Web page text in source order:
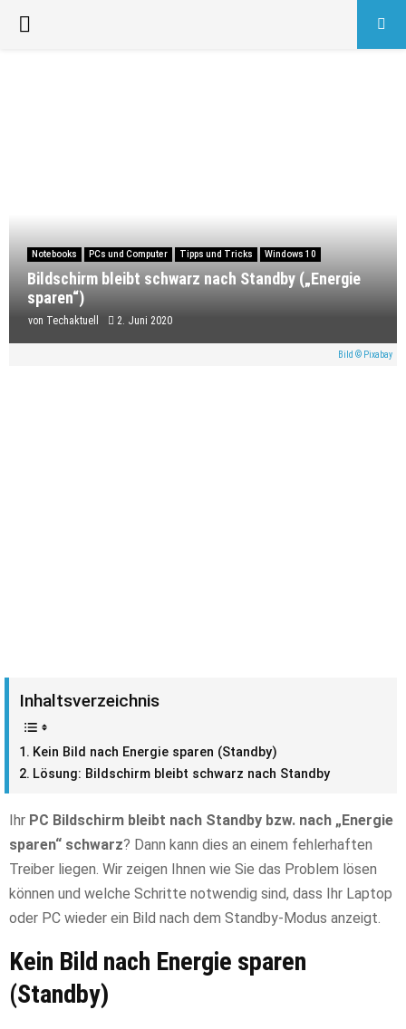
PRIMARY
Notebooks PCs und Computer Tipps und Tricks Windows 10
Bildschirm bleibt schwarz nach Standby („Energie
sparen“)
von Techaktuell 2. Juni 2020
Bild © Pixabay
Inhaltsverzeichnis
Kein Bild nach Energie sparen (Standby)
Lösung: Bildschirm bleibt schwarz nach Standby
Ihr PC Bildschirm bleibt nach Standby bzw. nach „Energie
sparen“ schwarz? Dann kann dies an einem fehlerhaften
Treiber liegen. Wir zeigen Ihnen wie Sie das Problem lösen
können und welche Schritte notwendig sind, dass Ihr Laptop
oder PC wieder ein Bild nach dem Standby-Modus anzeigt.
Kein Bild nach Energie sparen
(Standby)